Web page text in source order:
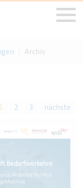
Archiv
1 2 3 nächste